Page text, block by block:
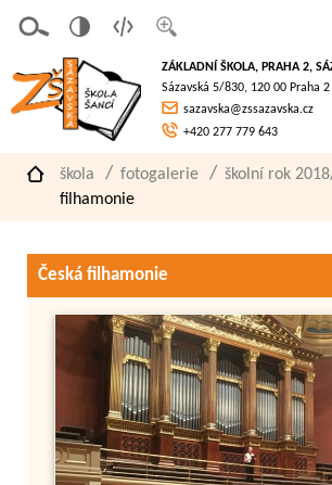
písmo
á
verze
pro
slaboz
raké
ZÁKLADNÍ ŠKOLA, PRAHA 2,
Sázavská 5/830, 120 00 Praha 2
sazavska@zssazavska.cz
+420 277 779 643
škola fotogalerie školní rok
filhamonie
Česká filhamonie